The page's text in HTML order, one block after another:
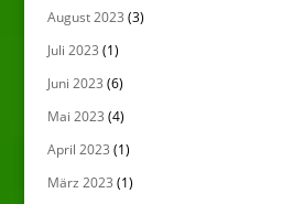
August 2023 (3)
Juli 2023 (1)
Juni 2023 (6)
Mai 2023 (4)
April 2023 (1)
März 2023 (1)